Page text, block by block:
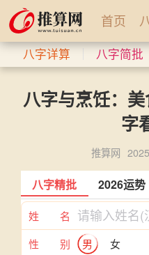
首页
八字详算 八字简批
八字与烹饪：
字
推算网
八字精批 2026运势
姓 名
性 别
男
女